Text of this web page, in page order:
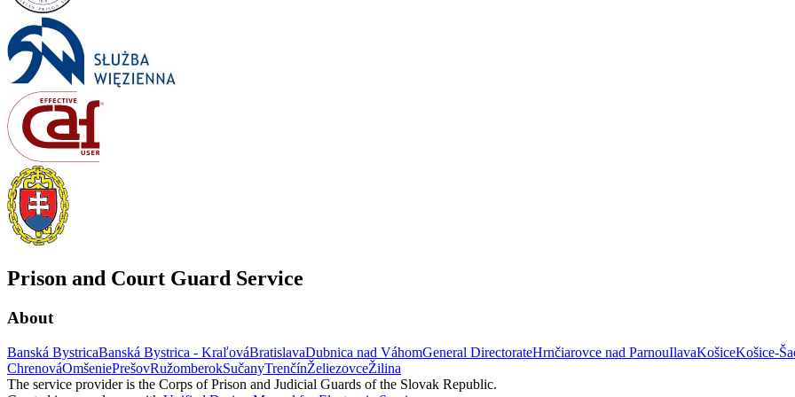
Prison and Court Guard Service
About
Banská BystricaBanská Bystrica - KraľováBratislavaDubnica nad VáhomGeneral DirectorateHrnčiarovce nad ParnouIlavaKošiceKošice-
ChrenováOmšeniePrešovRužomberokSučanyTrenčínŽeliezovceŽilina
The service provider is the Corps of Prison and Judicial Guards of the Slovak Republic.